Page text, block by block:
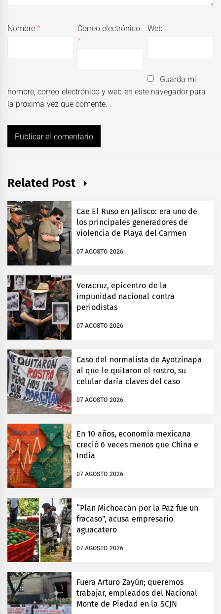
Nombre*
Correo electrónico
*
Web
Guarda mi
nombre, correo electrónico y web en este navegador para
la próxima vez que comente.
Related Post
Cae El Ruso en Jalisco: era uno de
los principales generadores de
violencia de Playa del Carmen
07 AGOSTO 2026
Veracruz, epicentro de la
impunidad nacional contra
periodistas
07 AGOSTO 2026
Caso del normalista de Ayotzinapa
al que le quitaron el rostro, su
celular daría claves del caso
07 AGOSTO 2026
En 10 años, economía mexicana
creció 6 veces menos que China e
India
07 AGOSTO 2026
“Plan Michoacán por la Paz fue un
fracaso”, acusa empresario
aguacatero
07 AGOSTO 2026
Fuera Arturo Zayún; queremos
trabajar, empleados del Nacional
Monte de Piedad en la SCJN